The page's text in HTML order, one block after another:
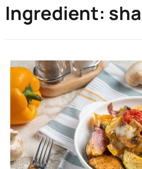
Ingredient: